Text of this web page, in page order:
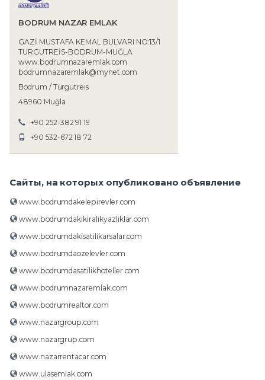
BODRUM NAZAR EMLAK
GAZİ MUSTAFA KEMAL BULVARI NO:13/1
TURGUTREİS-BODRUM-MUĞLA
www.bodrumnazaremlak.com
bodrumnazaremlak@mynet.com
Bodrum / Turgutreis
48960 Muğla
+90 252-382 91 19
+90 532-672 18 72
Сайты, на которых опубликовано объявление
www.bodrumdakelepirevler.com
www.bodrumdakikiralikyazliklar.com
www.bodrumdakisatilikarsalar.com
www.bodrumdaozelevler.com
www.bodrumdasatilikhoteller.com
www.bodrumnazaremlak.com
www.bodrumrealtor.com
www.nazargroup.com
www.nazargrup.com
www.nazarrentacar.com
www.ulasemlak.com